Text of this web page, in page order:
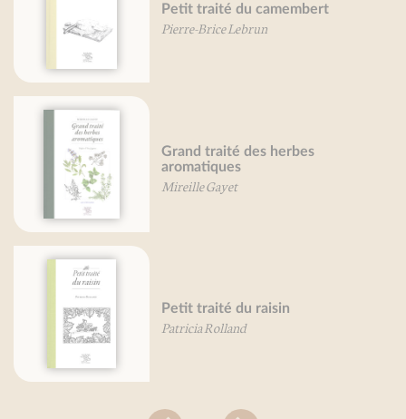
Petit traité du camembert
Pierre-Brice Lebrun
Grand traité des herbes
aromatiques
Mireille Gayet
Petit traité du raisin
Patricia Rolland